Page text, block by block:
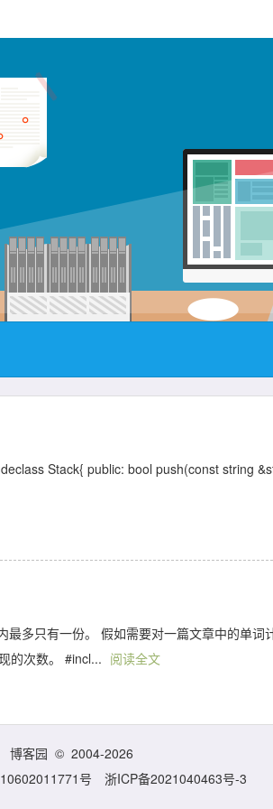
Stack{ public: bool push(const string
多只有一份。 假如需要对一篇文章中的单词
的次数。 #incl... 阅读全文
博客园 © 2004-2026
号
浙ICP备2021040463号-3